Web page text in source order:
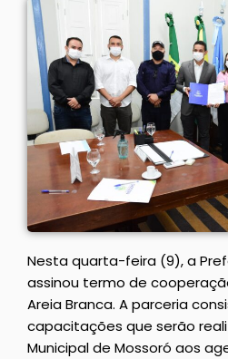
Nesta quarta-feira (9), a
assinou termo de
Areia Branca. A parceria
capacitações que serão
Municipal de Mossoró aos